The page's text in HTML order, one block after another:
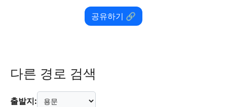
공유하기 🔗
다른 경로 검색
출발지: